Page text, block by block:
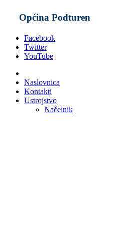
Općina Podturen
Facebook
Twitter
YouTube
Naslovnica
Kontakti
Ustrojstvo
Načelnik